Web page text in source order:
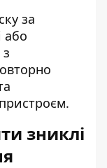
за
або
зниклі